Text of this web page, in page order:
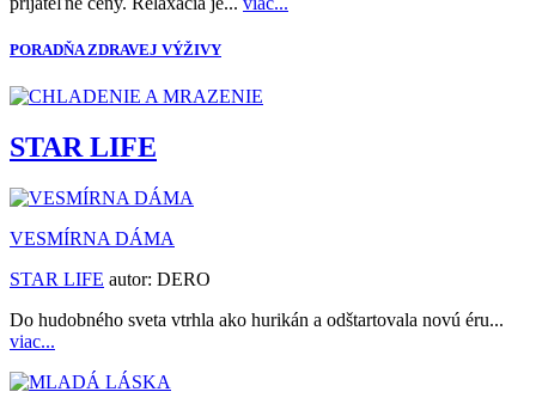
PORADŇA ZDRAVEJ VÝŽIVY
STAR LIFE
VESMÍRNA DÁMA
STAR LIFE autor: DERO
Do hudobného sveta vtrhla ako hurikán a odštartovala novú éru...
viac...